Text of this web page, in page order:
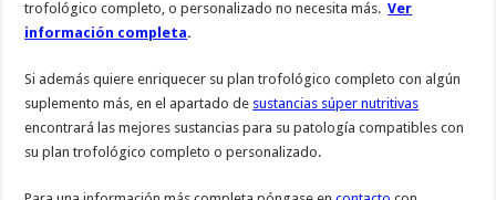
trofológico completo, o personalizado no necesita más.Ver
información completa.
Si además quiere enriquecer su plan trofológico completo con algún
suplemento más, en el apartado de sustancias súper nutritivas
encontrará las mejores sustancias para su patología compatibles con
su plan trofológico completo o personalizado.